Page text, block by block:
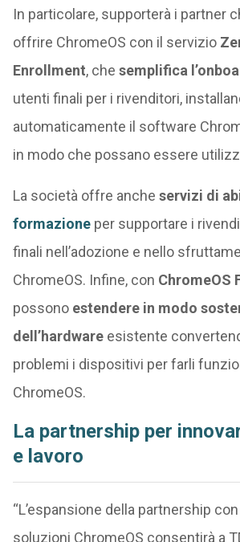
In particolare, supporterà i partner
offrire ChromeOS con il servizio
Enrollment, che semplifica
utenti finali per i rivenditori,
automaticamente il software
in modo che possano essere
La società offre anche servizi di
formazioneper supportare i
finali nell’adozione e nello
ChromeOS. Infine, con ChromeOS
possono estendere in modo
dell’hardwareesistente
problemi i dispositivi per farli
ChromeOS.
La partnership per
e lavoro
“L’espansione della partnership
soluzioni ChromeOS consentirà a